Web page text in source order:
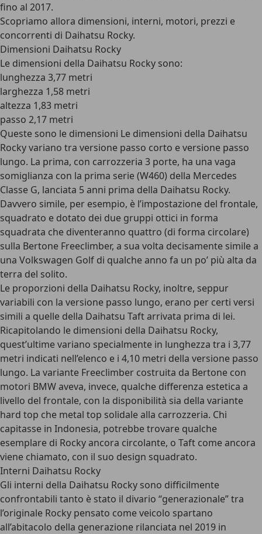
fino al 2017.
Scopriamo allora dimensioni, interni, motori, prezzi e
concorrenti di Daihatsu Rocky.
Dimensioni Daihatsu Rocky
Le dimensioni della Daihatsu Rocky sono:
lunghezza 3,77 metri
larghezza 1,58 metri
altezza 1,83 metri
passo 2,17 metri
Queste sono le dimensioni Le dimensioni della Daihatsu
Rocky variano tra versione passo corto e versione passo
lungo. La prima, con carrozzeria 3 porte, ha una vaga
somiglianza con la prima serie (W460) della Mercedes
Classe G, lanciata 5 anni prima della Daihatsu Rocky.
Davvero simile, per esempio, è l’impostazione del frontale,
squadrato e dotato dei due gruppi ottici in forma
squadrata che diventeranno quattro (di forma circolare)
sulla Bertone Freeclimber, a sua volta decisamente simile a
una Volkswagen Golf di qualche anno fa un po’ più alta da
terra del solito.
Le proporzioni della Daihatsu Rocky, inoltre, seppur
variabili con la versione passo lungo, erano per certi versi
simili a quelle della Daihatsu Taft arrivata prima di lei.
Ricapitolando le dimensioni della Daihatsu Rocky,
quest’ultime variano specialmente in lunghezza tra i 3,77
metri indicati nell’elenco e i 4,10 metri della versione passo
lungo. La variante Freeclimber costruita da Bertone con
motori BMW aveva, invece, qualche differenza estetica a
livello del frontale, con la disponibilità sia della variante
hard top che metal top solidale alla carrozzeria. Chi
capitasse in Indonesia, potrebbe trovare qualche
esemplare di Rocky ancora circolante, o Taft come ancora
viene chiamato, con il suo design squadrato.
Interni Daihatsu Rocky
Gli interni della Daihatsu Rocky sono difficilmente
confrontabili tanto è stato il divario “generazionale” tra
l’originale Rocky pensato come veicolo spartano
all’abitacolo della generazione rilanciata nel 2019 in